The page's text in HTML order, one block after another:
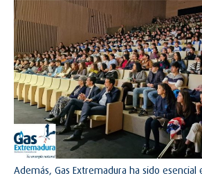
Además, Gas Extremadura ha sido esencial